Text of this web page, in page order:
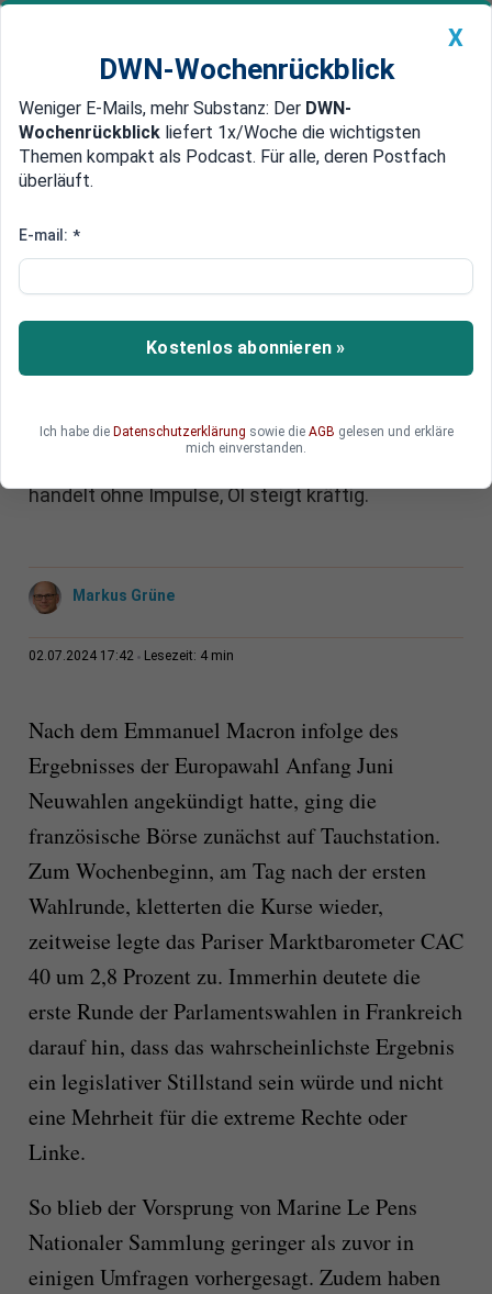
Newsticker MEIN DWN: Geldanlage Premium
Edelmetalle DWN-Magazin China
Der DWN-Marktreport:
Notenbanken – Europa im
Mittelpunkt des Geschehens
Portugal das Marktgeschehen. Doch auch die US-
handelt ohne Impulse, Öl steigt kräftig.
Markus Grüne
02.07.2024 17:42 Lesezeit: 4 min
Nach dem Emmanuel Macron infolge des
Ergebnisses der Europawahl Anfang Juni
Neuwahlen angekündigt hatte, ging die
französische Börse zunächst auf Tauchstation.
Zum Wochenbeginn, am Tag nach der ersten
Wahlrunde, kletterten die Kurse wieder,
zeitweise legte das Pariser Marktbarometer CAC
40 um 2,8 Prozent zu. Immerhin deutete die
erste Runde der Parlamentswahlen in Frankreich
darauf hin, dass das wahrscheinlichste Ergebnis
ein legislativer Stillstand sein würde und nicht
eine Mehrheit für die extreme Rechte oder
Linke.
So blieb der Vorsprung von Marine Le Pens
Nationaler Sammlung geringer als zuvor in
einigen Umfragen vorhergesagt. Zudem haben
X
DWN-Wochenrückblick
Weniger E-Mails, mehr Substanz: Der DWN-
Wochenrückblick liefert 1x/Woche die wichtigsten
Themen kompakt als Podcast. Für alle, deren Postfach
überläuft.
E-mail: *
Kostenlos abonnieren »
Ich habe die Datenschutzerklärung sowie die AGB gelesen und erkläre
mich einverstanden.